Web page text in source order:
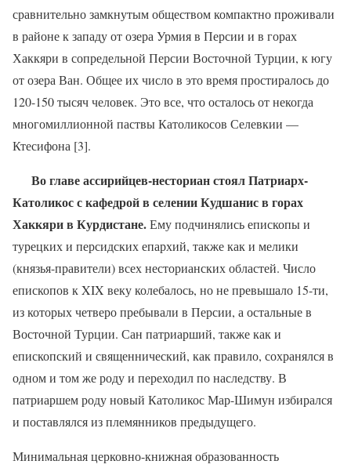
сравнительно замкнутым обществом компактно проживали
в районе к западу от озера Урмия в Персии и в горах
Хаккяри в сопредельной Персии Восточной Турции, к югу
от озера Ван. Общее их число в это время простиралось до
120-150 тысяч человек. Это все, что осталось от некогда
многомиллионной паствы Католикосов Селевкии —
Ктесифона [3].
Во главе ассирийцев-несториан стоял Патриарх-
Католикос с кафедрой в селении Кудшанис в горах
Хаккяри в Курдистане.Ему подчинялись епископы и
турецких и персидских епархий, также как и мелики
(князья-правители) всех несторианских областей. Число
епископов к XIX веку колебалось, но не превышало 15-ти,
из которых четверо пребывали в Персии, а остальные в
Восточной Турции. Сан патриарший, также как и
епископский и священнический, как правило, сохранялся в
одном и том же роду и переходил по наследству. В
патриаршем роду новый Католикос Мар-Шимун избирался
и поставлялся из племянников предыдущего.
Минимальная церковно-книжная образованность